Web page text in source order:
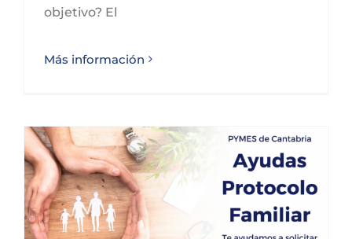
objetivo? El
Más información